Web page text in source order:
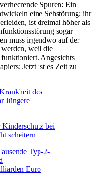
Spuren: Ein
eine Sehstörung; ihr
ist dreimal höher als
sogar
muss irgendwo auf der
werden, weil die
Angesichts
Jetzt ist es Zeit zu
des
Jüngere
Kinderschutz bei
scheitern
Typ-2-
Euro